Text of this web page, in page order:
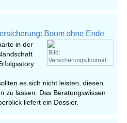
Boom ohne Ende
Bild:
VersicherungsJournal
in der
es sich nicht leisten, diesen
zu lassen. Das Beratungswissen
liefert ein Dossier.